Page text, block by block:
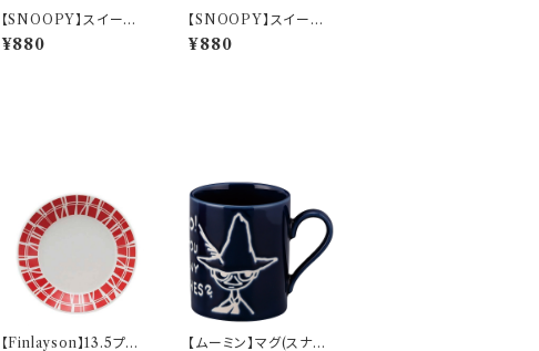
【SNOOPY】スイーツ
スプーン(パペットショ
ー)【SN3200】SN320
¥880
【SNOOPY】スイーツ
スプーン(ジョー・クー
ル)【SN3200】SN320
¥880
【Finlayson】13.5プレ
【ムーミン】マグ(スナフ